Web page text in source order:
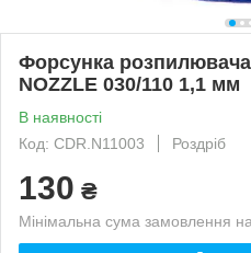
Форсунка розпилювача
NOZZLE 030/110 1,1 мм
В наявності
Код: CDR.N11003
Роздріб
130 ₴
Мінімальна сума замовлення